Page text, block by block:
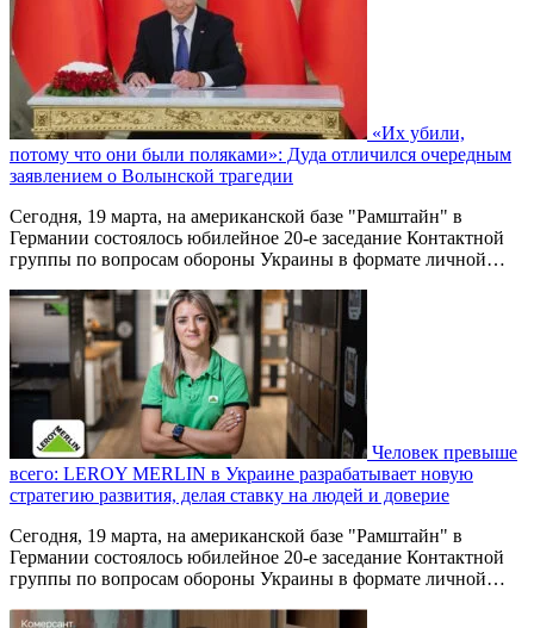
«Их убили,
потому что они были поляками»: Дуда отличился очередным
заявлением о Волынской трагедии
Сегодня, 19 марта, на американской базе "Рамштайн" в
Германии состоялось юбилейное 20-е заседание Контактной
группы по вопросам обороны Украины в формате личной…
Человек превыше
всего: LEROY MERLIN в Украине разрабатывает новую
стратегию развития, делая ставку на людей и доверие
Сегодня, 19 марта, на американской базе "Рамштайн" в
Германии состоялось юбилейное 20-е заседание Контактной
группы по вопросам обороны Украины в формате личной…